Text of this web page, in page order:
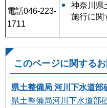
電話046-223-
1711
神奈川県
施行に関
このページに関する
県土整備局 河川下水道部
県土整備局河川下水道部